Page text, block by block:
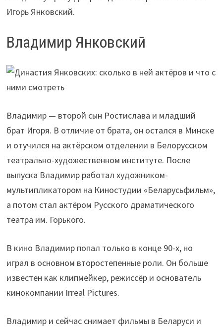
Игорь Янковский.
Владимир Янковский
Владимир — второй сын Ростислава и младший
брат Игоря. В отличие от брата, он остался в Минске
и отучился на актёрском отделении в Белорусском
театрально-художественном институте. После
выпуска Владимир работал художником-
мультипликатором на Киностудии «Беларусьфильм»,
а потом стал актёром Русского драматического
театра им. Горького.
В кино Владимир попал только в конце 90-х, но
играл в основном второстепенные роли. Он больше
известен как клипмейкер, режиссёр и основатель
кинокомпании Irreal Pictures.
Владимир и сейчас снимает фильмы в Беларуси и